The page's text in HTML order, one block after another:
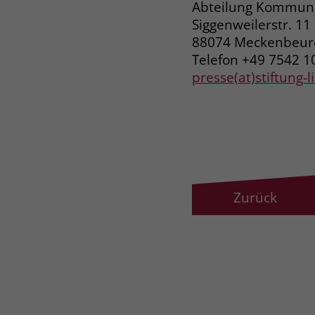
Abteilung
Siggenweilerstr. 11
88074
Telefon +49 7542
presse(at)stiftung-
Zurück